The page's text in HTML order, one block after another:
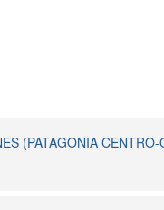
(PATAGONIA